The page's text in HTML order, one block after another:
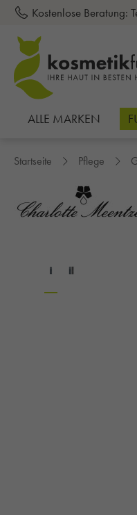
springen
Kostenlose Beratung:
ALLE MARKEN
Startseite Pflege